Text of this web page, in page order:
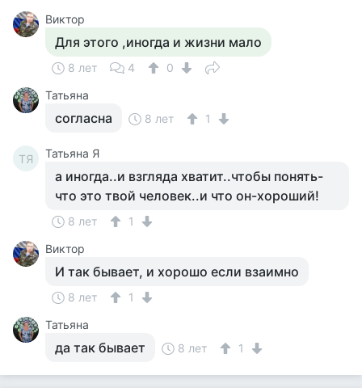
Виктор
Для этого ,иногда и жизни мало
8 лет 4
0
Татьяна
согласна 8 лет 1
ТЯ Татьяна Я
а иногда..и взгляда хватит..чтобы понять-
что это твой человек..и что он-хороший!
8 лет
1
Виктор
И так бывает, и хорошо если взаимно
8 лет
1
Татьяна
да так бывает 8 лет 1